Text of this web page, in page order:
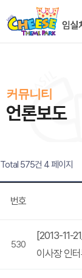
커뮤니티
언론보도
Total 575건 4 페이지
번호
530
[2013-11-
이사장 인